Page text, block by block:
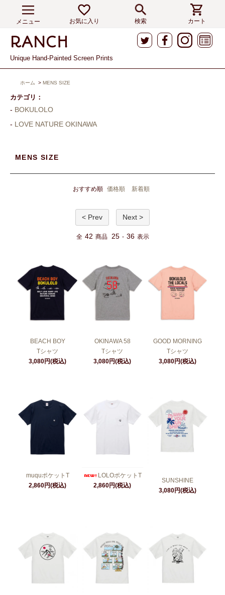
メニュー お気に入り 検索 カート
Unique Hand-Painted Screen Prints
ホーム > MENS SIZE
カテゴリ：
BOKULOLO
LOVE NATURE OKINAWA
MENS SIZE
おすすめ順 価格順 新着順
< Prev Next >
全 42 商品 25 - 36 表示
BEACH BOY
Tシャツ
3,080円(税込)
OKINAWA 58
Tシャツ
3,080円(税込)
GOOD MORNING
Tシャツ
3,080円(税込)
muquポケットT
2,860円(税込)
LOLOポケットT
2,860円(税込)
SUNSHINE
3,080円(税込)